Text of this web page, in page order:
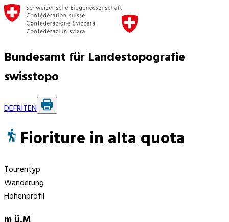
Bundesamt für Landestopografie
swisstopo
DEFRITEN
Fioriture in alta quota
Tourentyp
Wanderung
Höhenprofil